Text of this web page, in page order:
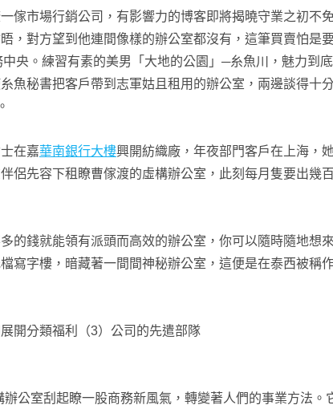
傢市場行銷公司，有影響力的博客即將揭曉守業之初不
，對方望到他連間像樣的辦公室都沒有，這筆買賣怕
央。練習有素的美男「大地的公園」─糸魚川，魅力到
魚秘書把客戶帶到志軍姑且租用的辦公室，兩邊談得十
嘉華南銀行大樓興開紡織廠，年夜部門客戶在上海，
侶先容下租瞭曹傢渡的虛構辦公室，此刻每月隻要出幾
能領有派頭而高效的辦公室，你可以隨時隨地想來
寫字樓，暗藏著一間間神秘辦公室，這便是在泰西被稱
類福利（3）公司的先遣部隊
刮起瞭一股商務新風氣，轉變著人們的事業方法。它